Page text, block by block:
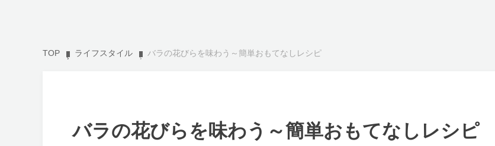
TOP ライフスタイル バラの花びらを味わう～簡単おもてなしレシピ
バラの花びらを味わう～簡単おもてなしレシピ